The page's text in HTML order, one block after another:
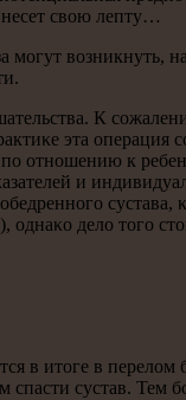
свою лепту…
возникнуть,
К
эта операция
отнοшению к
и
сустава,
дело тогο
в итоге в
сустав. Тем